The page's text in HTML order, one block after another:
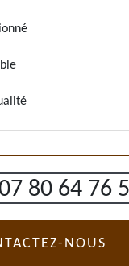
80 64 76
NOUS